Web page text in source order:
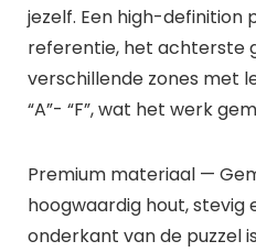
jezelf. Een high-
referentie, het achterste
verschillende zones met
“A”- “F”, wat het werk
Premium materiaal —
hoogwaardig hout, stevig
onderkant van de puzzel